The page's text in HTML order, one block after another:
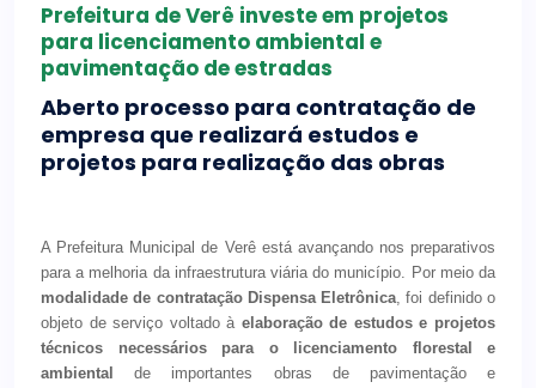
Prefeitura de Verê investe em projetos
para licenciamento ambiental e
pavimentação de estradas
Aberto processo para contratação de
empresa que realizará estudos e
projetos para realização das obras
A Prefeitura Municipal de Verê está avançando nos preparativos
para a melhoria da infraestrutura viária do município. Por meio da
modalidade de contratação Dispensa Eletrônica, foi definido o
objeto de serviço voltado à elaboração de estudos e projetos
técnicos necessários para o licenciamento florestal e
ambiental
de importantes obras de pavimentação e